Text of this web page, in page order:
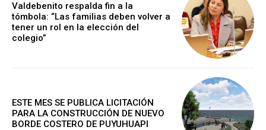
Valdebenito respalda fin a la
tómbola: “Las familias deben volver a
tener un rol en la elección del
colegio”
ESTE MES SE PUBLICA LICITACIÓN
PARA LA CONSTRUCCIÓN DE NUEVO
BORDE COSTERO DE PUYUHUAPI